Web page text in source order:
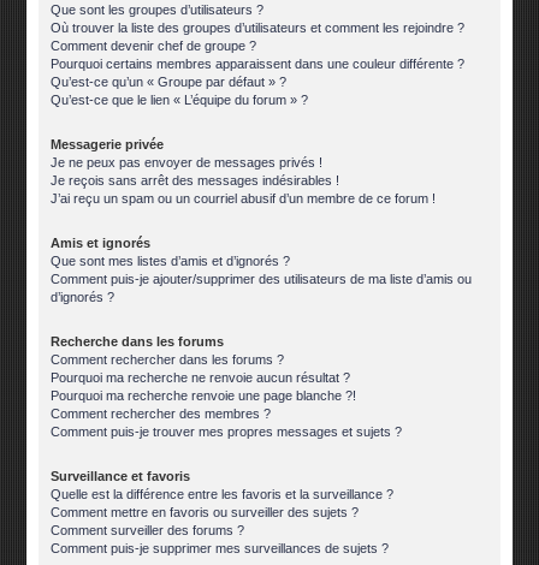
Que sont les groupes d’utilisateurs ?
Où trouver la liste des groupes d’utilisateurs et comment les rejoindre ?
Comment devenir chef de groupe ?
Pourquoi certains membres apparaissent dans une couleur différente ?
Qu’est-ce qu’un « Groupe par défaut » ?
Qu’est-ce que le lien « L’équipe du forum » ?
Messagerie privée
Je ne peux pas envoyer de messages privés !
Je reçois sans arrêt des messages indésirables !
J’ai reçu un spam ou un courriel abusif d’un membre de ce forum !
Amis et ignorés
Que sont mes listes d’amis et d’ignorés ?
Comment puis-je ajouter/supprimer des utilisateurs de ma liste d’amis ou
d’ignorés ?
Recherche dans les forums
Comment rechercher dans les forums ?
Pourquoi ma recherche ne renvoie aucun résultat ?
Pourquoi ma recherche renvoie une page blanche ?!
Comment rechercher des membres ?
Comment puis-je trouver mes propres messages et sujets ?
Surveillance et favoris
Quelle est la différence entre les favoris et la surveillance ?
Comment mettre en favoris ou surveiller des sujets ?
Comment surveiller des forums ?
Comment puis-je supprimer mes surveillances de sujets ?